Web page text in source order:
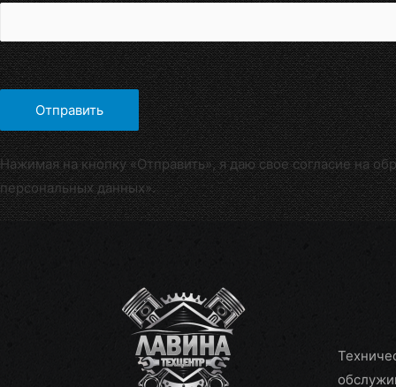
Нажимая на кнопку «Отправить», я даю свое согласие на
персональных данных».